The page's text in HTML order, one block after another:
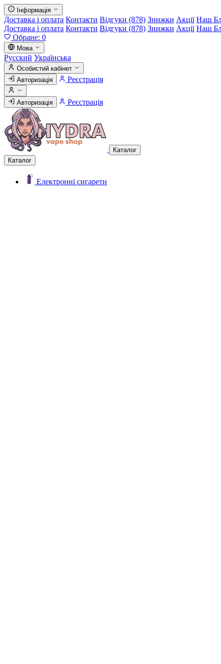
Інформація
Доставка і оплата Контакти Відгуки (878) Знижки Акції Наш
Доставка і оплата Контакти Відгуки (878) Знижки Акції Наш
Обране: 0
Мова
Русский Українська
Особистий кабінет
Авторизація
Реєстрація
Авторизація Реєстрація
Каталог
Каталог
Електронні сигарети